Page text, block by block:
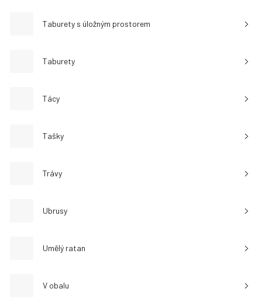
Taburety s úložným prostorem
Taburety
Tácy
Tašky
Trávy
Ubrusy
Umělý ratan
V obalu